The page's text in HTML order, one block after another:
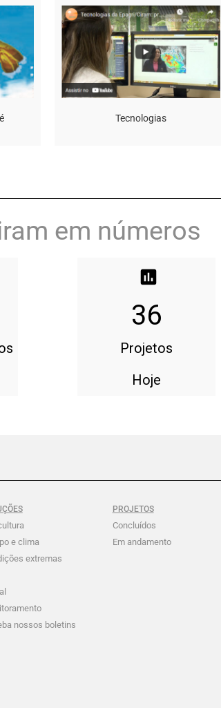
Tecnologias
em números
e clima
extremas
nossos boletins
PROJETOS
Concluídos
Em andamento